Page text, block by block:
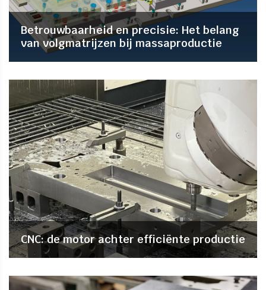
Betrouwbaarheid en precisie: Het belang
van volgmatrijzen bij massaproductie
CNC: de motor achter efficiënte productie